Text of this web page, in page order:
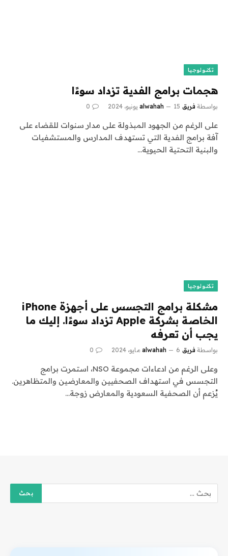
تكنولوجيا
هجمات برامج الفدية تزداد سوءًا
بواسطة فريق alwahah 15 يونيو، 2024 0
على الرغم من الجهود المبذولة على مدار سنوات للقضاء على
آفة برامج الفدية التي تستهدف المدارس والمستشفيات
والبنية التحتية الحيوية…
تكنولوجيا
مشكلة برامج التجسس على أجهزة iPhone
الخاصة بشركة Apple تزداد سوءًا. إليك ما
يجب أن تعرفه
بواسطة فريق alwahah 6 مايو، 2024 0
وعلى الرغم من ادعاءات مجموعة NSO، استمرت برامج
التجسس في استهداف الصحفيين والمعارضين والمتظاهرين.
يُزعم أن الصحفية السعودية والمعارض زوجة…